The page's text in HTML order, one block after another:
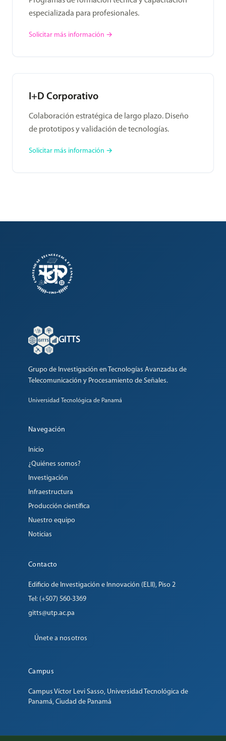
especializada para profesionales.
Solicitar más información →
I+D Corporativo
Colaboración estratégica de largo plazo. Diseño
de prototipos y validación de tecnologías.
Solicitar más información →
GITTS
Grupo de Investigación en Tecnologías Avanzadas de
Telecomunicación y Procesamiento de Señales.
Universidad Tecnológica de Panamá
Navegación
Inicio
¿Quiénes somos?
Investigación
Infraestructura
Producción científica
Nuestro equipo
Noticias
Contacto
Edificio de Investigación e Innovación (ELII), Piso 2
Tel: (+507) 560-3369
gitts@utp.ac.pa
Únete a nosotros
Campus
Campus Víctor Levi Sasso, Universidad Tecnológica de
Panamá, Ciudad de Panamá